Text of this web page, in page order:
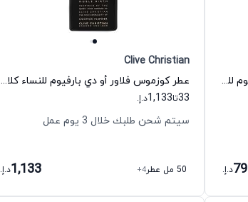
عطر إس جي بي إن واي سي أو دي بارفيوم للنساء سارا جيسيكا باركر
79د.إ.
Clive Christian
عطر كوزموس فلاور أو دي بارفيوم للنساء كلايف كريستيان
33تا1,133د.إ.
سيتم شحن طلبك خلال 3 يوم عمل
50 مل عطر +4
1,133د.إ.